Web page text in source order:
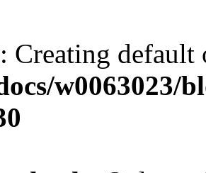
: Creating
w0063023/